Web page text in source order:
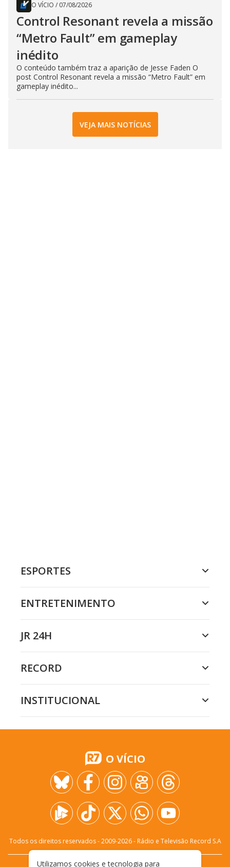
O VÍCIO / 07/08/2026
Control Resonant revela a missão
“Metro Fault” em gameplay
inédito
O conteúdo também traz a aparição de Jesse Faden O
post Control Resonant revela a missão “Metro Fault” em
gameplay inédito...
VEJA MAIS NOTÍCIAS
ESPORTES
ENTRETENIMENTO
JR 24H
RECORD
INSTITUCIONAL
O VÍCIO
Todos os direitos reservados - 2009-2026- Rádio e Televisão Record S.A
Utilizamos cookies e tecnologia para